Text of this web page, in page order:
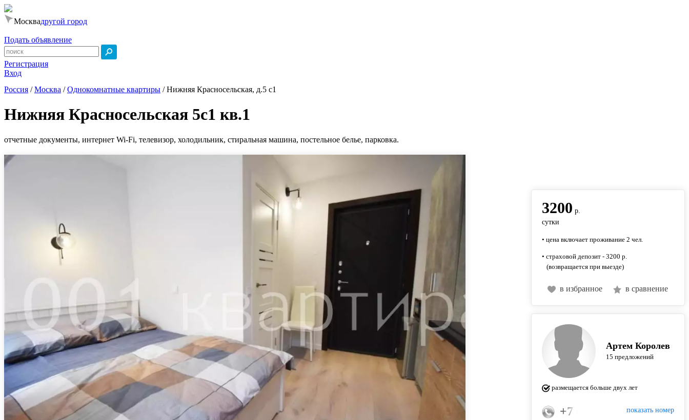
Москвадругой город
Подать объявление
Регистрация
Вход
Россия /Москва /Однокомнатные квартиры /Нижняя Красносельская, д.5 с1
Нижняя Красносельская 5с1 кв.1
отчетные документы, интернет Wi-Fi, телевизор, холодильник, стиральная машина, постельное белье, парковка.
3200 р.
сутки
• цена включает проживание 2 чел.
• страховой депозит - 3200 р.
(возвращается при выезде)
в избранное в сравнение
Артем Королев
15 предложений
размещается больше двух лет
показать номер
+7 (926) 950-66-99